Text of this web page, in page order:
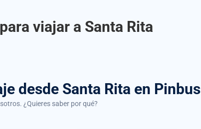
viajar a Santa Rita
desde Santa Rita en Pinbus
¿Quieres saber por qué?